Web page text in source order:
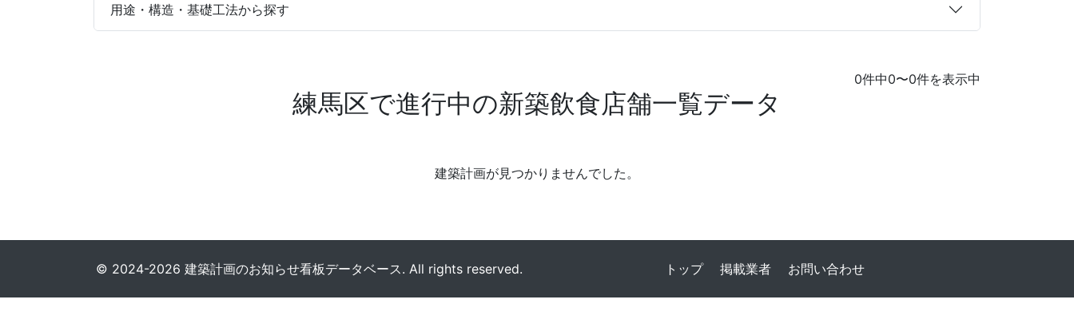
用途・構造・基礎工法から探す
0件中0〜0件を表示中
練馬区で進行中の新築飲食店舗一覧データ
建築計画が見つかりませんでした。
© 2024-2026 建築計画のお知らせ看板データベース. All rights reserved. トップ 掲載業者 お問い合わせ